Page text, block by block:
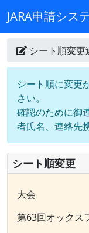
JARA申請シス
シート順変更
シート順に変更
さい。
確認のために御
者氏名、連絡先
シート順変更
大会
第63回オックス